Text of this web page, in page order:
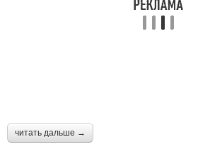
читать дальше →